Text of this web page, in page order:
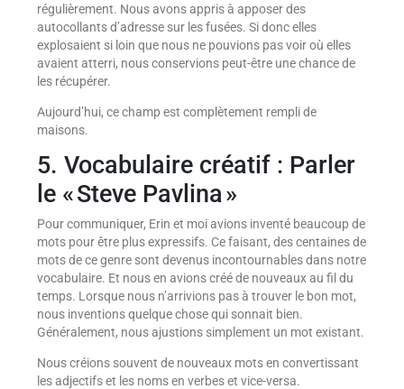
régulièrement. Nous avons appris à apposer des
autocollants d’adresse sur les fusées. Si donc elles
explosaient si loin que nous ne pouvions pas voir où elles
avaient atterri, nous conservions peut-être une chance de
les récupérer.
Aujourd’hui, ce champ est complètement rempli de
maisons.
5. Vocabulaire créatif : Parler
le « Steve Pavlina »
Pour communiquer, Erin et moi avions inventé beaucoup de
mots pour être plus expressifs. Ce faisant, des centaines de
mots de ce genre sont devenus incontournables dans notre
vocabulaire. Et nous en avions créé de nouveaux au fil du
temps. Lorsque nous n’arrivions pas à trouver le bon mot,
nous inventions quelque chose qui sonnait bien.
Généralement, nous ajustions simplement un mot existant.
Nous créions souvent de nouveaux mots en convertissant
les adjectifs et les noms en verbes et vice-versa.